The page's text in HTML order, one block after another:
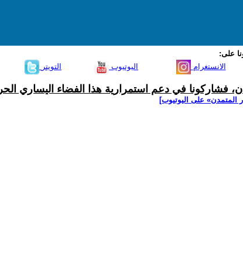
على:
التويتر اليوتيوب الانستغرام
فشاركونا في دعم استمرارية هذا الفضاء اليساري الحر
المتمدن» على اليوتيوب]